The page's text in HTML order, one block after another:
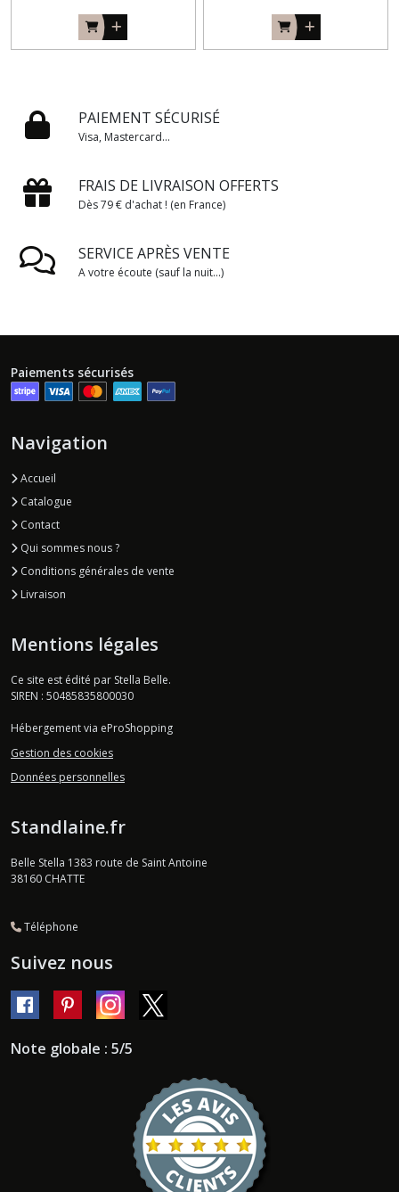
PAIEMENT SÉCURISÉ
Visa, Mastercard...
FRAIS DE LIVRAISON OFFERTS
Dès 79 € d'achat ! (en France)
SERVICE APRÈS VENTE
A votre écoute (sauf la nuit...)
Paiements sécurisés
Navigation
Accueil
Catalogue
Contact
Qui sommes nous ?
Conditions générales de vente
Livraison
Mentions légales
Ce site est édité par Stella Belle.
SIREN : 50485835800030
Hébergement via eProShopping
Gestion des cookies
Données personnelles
Standlaine.fr
Belle Stella 1383 route de Saint Antoine
38160 CHATTE
Téléphone
Suivez nous
Note globale : 5/5